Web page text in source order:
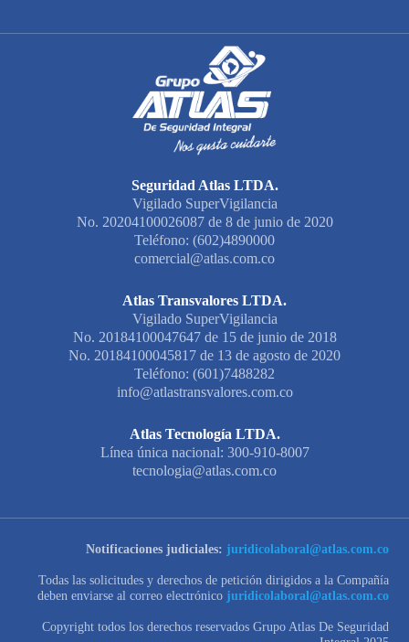
Seguridad Atlas LTDA.
Vigilado SuperVigilancia
No. 20204100026087 de 8 de junio de 2020
Teléfono: (602)4890000
comercial@atlas.com.co
Atlas Transvalores LTDA.
Vigilado SuperVigilancia
No. 20184100047647 de 15 de junio de 2018
No. 20184100045817 de 13 de agosto de 2020
Teléfono: (601)7488282
info@atlastransvalores.com.co
Atlas Tecnología LTDA.
Línea única nacional: 300-910-8007
tecnologia@atlas.com.co
Notificaciones judiciales: juridicolaboral@atlas.com.co
Todas las solicitudes y derechos de petición dirigidos a la Compañía
deben enviarse al correo electrónico juridicolaboral@atlas.com.co
Copyright todos los derechos reservados Grupo Atlas De Seguridad